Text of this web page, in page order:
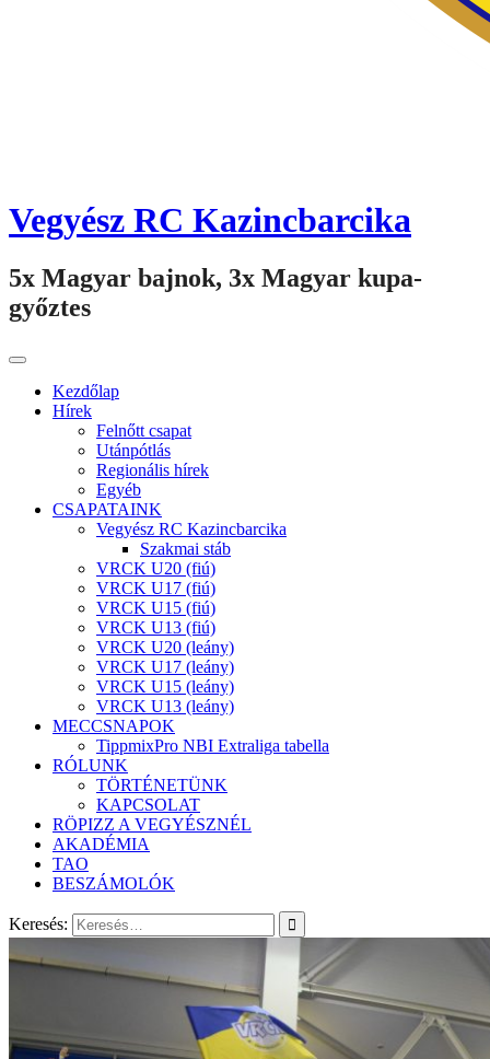
Vegyész RC Kazincbarcika
5x Magyar bajnok, 3x Magyar kupa-
győztes
Kezdőlap
Hírek
Felnőtt csapat
Utánpótlás
Regionális hírek
Egyéb
CSAPATAINK
Vegyész RC Kazincbarcika
Szakmai stáb
VRCK U20 (fiú)
VRCK U17 (fiú)
VRCK U15 (fiú)
VRCK U13 (fiú)
VRCK U20 (leány)
VRCK U17 (leány)
VRCK U15 (leány)
VRCK U13 (leány)
MECCSNAPOK
TippmixPro NBI Extraliga tabella
RÓLUNK
TÖRTÉNETÜNK
KAPCSOLAT
RÖPIZZ A VEGYÉSZNÉL
AKADÉMIA
TAO
BESZÁMOLÓK
Keresés: